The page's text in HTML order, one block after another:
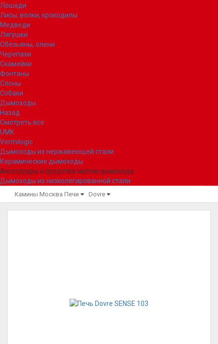
Лошади
Лисы, волки, крокодилы
Медведи
Лягушки
Обезьяны, олени
Черепахи
Скамейки
Фонтаны
Слоны
Собаки
Дымоходы
Назад
Смотреть все
UMK
Vermilogic
Дымоходы из нержавеющей стали
Керамические дымоходы
Аксессуары и средства чистки дымохода
Дымоходы из низколегированной стали
Камины Москва Печи Dovre